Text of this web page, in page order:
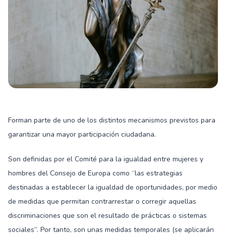
Forman parte de uno de los distintos mecanismos previstos para
garantizar una mayor participación ciudadana.
Son definidas por el Comité para la igualdad entre mujeres y
hombres del Consejo de Europa como “las estrategias
destinadas a establecer la igualdad de oportunidades, por medio
de medidas que permitan contrarrestar o corregir aquellas
discriminaciones que son el resultado de prácticas o sistemas
sociales”. Por tanto, son unas medidas temporales (se aplicarán